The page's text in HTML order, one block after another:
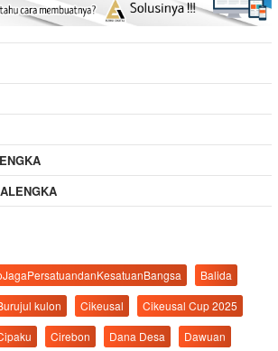
Balida
kulon Cikeusal
Cikeusal Cup 2025
Cirebon Dana Desa
Dawuan